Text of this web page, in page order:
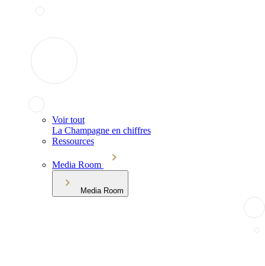
Voir tout
La Champagne en chiffres
Ressources
Media Room
Media Room